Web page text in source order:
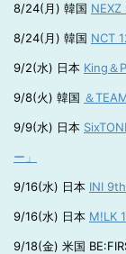
8/24(月) 韓国 NEXZ
8/24(月) 韓国 NCT
9/2(水) 日本 King＆
9/8(火) 韓国 ＆
9/9(水) 日本
ー」
9/16(水) 日本 INI
9/16(水) 日本 M!LK
9/18(金) 米国